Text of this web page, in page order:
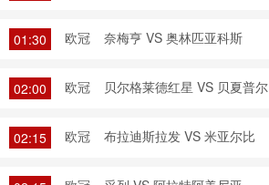
01:30 欧冠 奈梅亨 VS 奥林匹亚科斯
02:00 欧冠 贝尔格莱德红星 VS 贝夏普尔
02:15 欧冠 布拉迪斯拉发 VS 米亚尔比